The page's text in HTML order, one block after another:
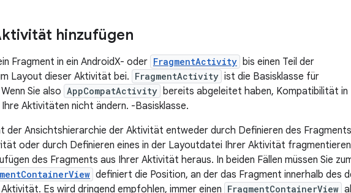
hinzufügen
Fragment in ein AndroidX- oder FragmentActivity bis einen Teil der
Layout dieser Aktivität bei. FragmentActivity ist die Basisklasse für
Sie also AppCompatActivity bereits abgeleitet haben, Kompatibilität in
Ihre Aktivitäten nicht ändern. -Basisklasse.
der Ansichtshierarchie der Aktivität entweder durch Definieren des
oder durch Definieren eines in der Layoutdatei Ihrer Aktivität
des Fragments aus Ihrer Aktivität heraus. In beiden Fällen müssen Sie
definiert die Position, an der das Fragment innerhalb des
Es wird dringend empfohlen, immer einen FragmentContainerView